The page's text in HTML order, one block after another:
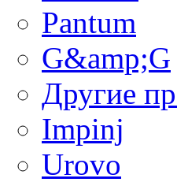
Pantum
G&amp;G
Другие
Impinj
Urovo